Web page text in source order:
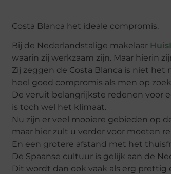
Costa Blanca het ideale compromis.
Bij de Nederlandstalige makelaar
waarin zij werkzaam zijn. Maar hierin
Zij zeggen de Costa Blanca is niet
heel goed compromis als men op
De veruit belangrijkste redenen voor
is toch wel het klimaat.
Nu zijn er veel mooiere gebieden op
maar hier zult u verder voor moeten
En een grotere afstand met het
De Spaanse cultuur is gelijk aan de
Dit wordt dan ook vaak als erg